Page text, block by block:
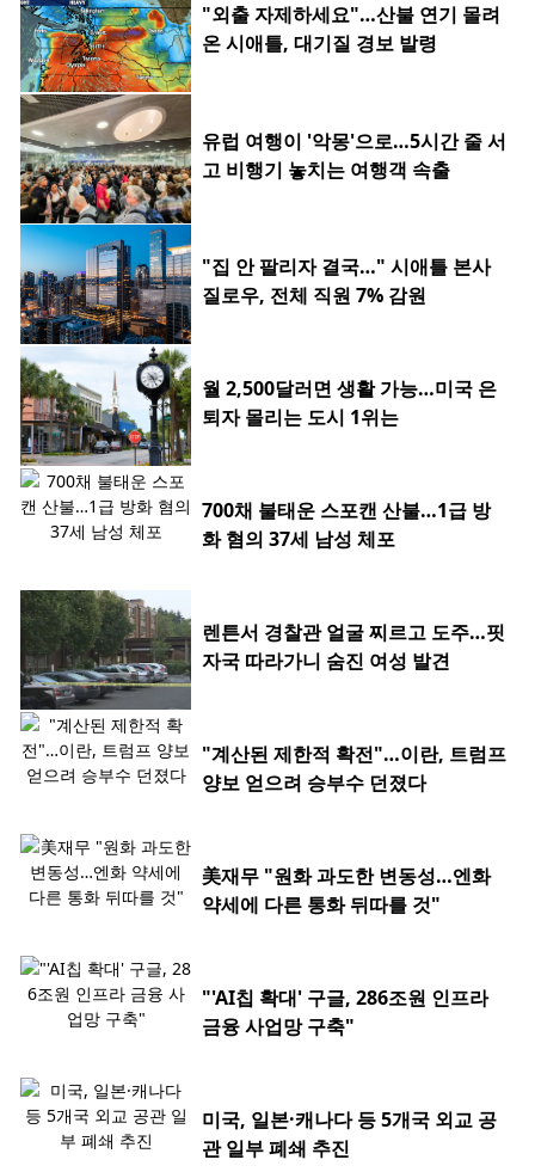
"외출 자제하세요"…산불 연기 몰려
온 시애틀, 대기질 경보 발령
유럽 여행이 '악몽'으로…5시간 줄 서
고 비행기 놓치는 여행객 속출
"집 안 팔리자 결국…" 시애틀 본사
질로우, 전체 직원 7% 감원
월 2,500달러면 생활 가능…미국 은
퇴자 몰리는 도시 1위는
700채 불태운 스포캔 산불…1급 방
화 혐의 37세 남성 체포
렌튼서 경찰관 얼굴 찌르고 도주…핏
자국 따라가니 숨진 여성 발견
"계산된 제한적 확전"…이란, 트럼프
양보 얻으려 승부수 던졌다
美재무 "원화 과도한 변동성…엔화
약세에 다른 통화 뒤따를 것"
"'AI칩 확대' 구글, 286조원 인프라
금융 사업망 구축"
미국, 일본·캐나다 등 5개국 외교 공
관 일부 폐쇄 추진